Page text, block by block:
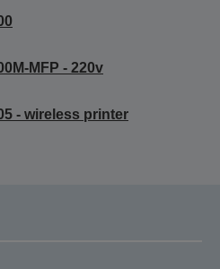
MFP - 220v
- wireless printer